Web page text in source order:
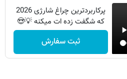
پرکاربردترین چراغ شارژی 2026
که شگفت زده ات میکنه 💡😍
ثبت سفارش